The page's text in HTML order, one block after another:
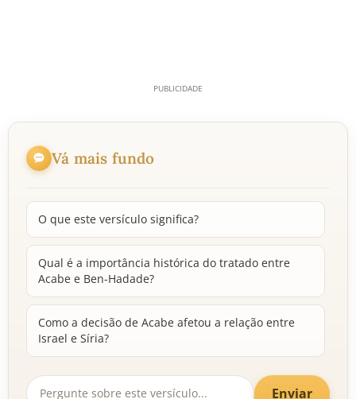
Vá mais fundo
O que este versículo significa?
Qual é a importância histórica do tratado entre
Acabe e Ben-Hadade?
Como a decisão de Acabe afetou a relação entre
Israel e Síria?
Enviar